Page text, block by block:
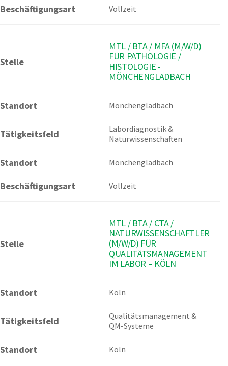
Beschäftigungsart Vollzeit
Stelle
MTL / BTA / MFA (M/W/D)
FÜR PATHOLOGIE /
HISTOLOGIE -
MÖNCHENGLADBACH
Standort Mönchengladbach
Tätigkeitsfeld
Labordiagnostik &
Naturwissenschaften
Standort Mönchengladbach
Beschäftigungsart Vollzeit
Stelle
MTL / BTA / CTA /
NATURWISSENSCHAFTLER
(M/W/D) FÜR
QUALITÄTSMANAGEMENT
IM LABOR – KÖLN
Standort Köln
Tätigkeitsfeld
Qualitätsmanagement &
QM-Systeme
Standort Köln